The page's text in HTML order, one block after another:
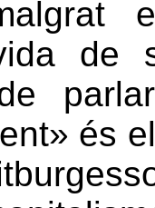
de
és